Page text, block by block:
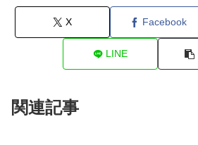
X Facebook
LINE
関連記事